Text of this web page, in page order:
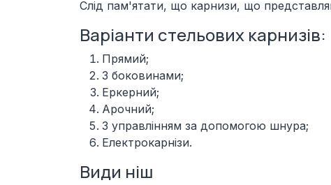
Слід пам'ятати, що карнизи, що
Варіанти стельових карнизів:
Прямий;
З боковинами;
Еркерний;
Арочний;
З управлінням за допомогою шнура;
Електрокарнізи.
Види ніш